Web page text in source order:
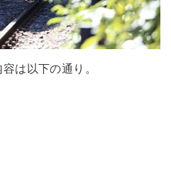
は以下の通り。